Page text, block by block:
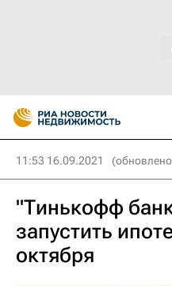
11:53 16.09.2021
"Тинькофф
запустить
октября